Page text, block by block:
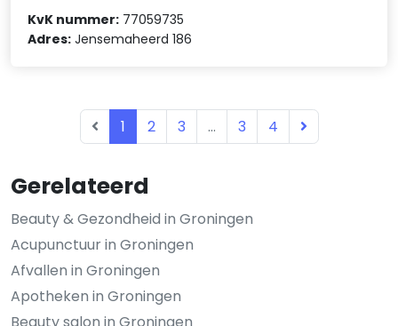
Gerelateerd
Beauty & Gezondheid in Groningen
Acupunctuur in Groningen
Afvallen in Groningen
Apotheken in Groningen
Beauty salon in Groningen
KvK nummer: 77059735
Adres: Jensemaheerd 186
1 2 3 ... 3 4